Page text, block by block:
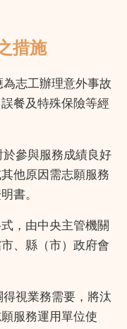
措施
志工辦理意外事故
餐及特殊保險等經
參與服務成績良好
他原因需志願服務
書。
，由中央主管機關
、縣（市）政府會
視業務需要，將汰
服務運用單位使